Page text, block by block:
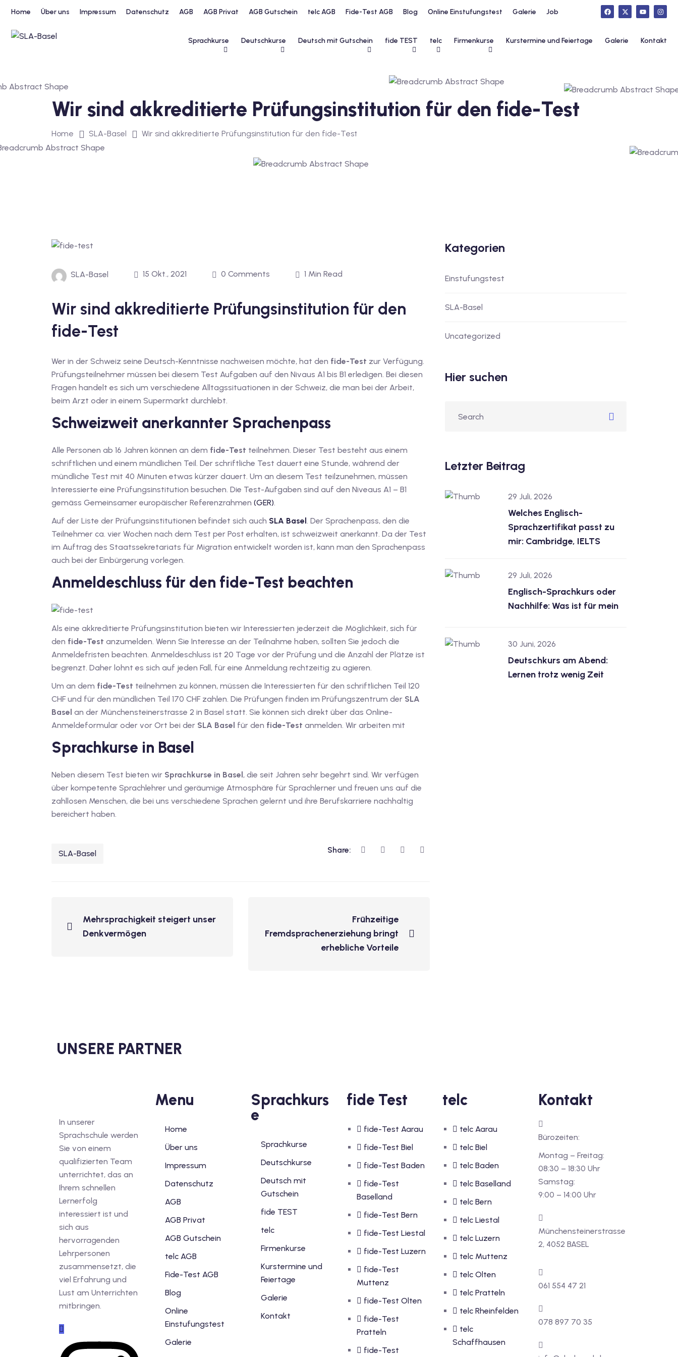
Home Über uns Impressum Datenschutz AGB AGB Privat AGB Gutschein telc AGB Fide-Test AGB Blog Online Einstufungstest Galerie Job
Sprachkurse Deutschkurse Deutsch mit Gutschein fide TEST telc Firmenkurse Kurstermine und Feiertage Galerie Kontakt
Wir sind akkreditierte Prüfungsinstitution für den fide-Test
Home SLA-Basel Wir sind akkreditierte Prüfungsinstitution für den fide-Test
SLA-Basel 15 Okt., 2021 0 Comments 1 Min Read
Wir sind akkreditierte Prüfungsinstitution für den
fide-Test
Wer in der Schweiz seine Deutsch-Kenntnisse nachweisen möchte, hat den fide-Test zur Verfügung.
Prüfungsteilnehmer müssen bei diesem Test Aufgaben auf den Nivaus A1 bis B1 erledigen. Bei diesen
Fragen handelt es sich um verschiedene Alltagssituationen in der Schweiz, die man bei der Arbeit,
beim Arzt oder in einem Supermarkt durchlebt.
Schweizweit anerkannter Sprachenpass
Alle Personen ab 16 Jahren können an dem fide-Test teilnehmen. Dieser Test besteht aus einem
schriftlichen und einem mündlichen Teil. Der schriftliche Test dauert eine Stunde, während der
mündliche Test mit 40 Minuten etwas kürzer dauert. Um an diesem Test teilzunehmen, müssen
Interessierte eine Prüfungsinstitution besuchen. Die Test-Aufgaben sind auf den Niveaus A1 – B1
gemäss Ge­mein­sa­mer eu­ro­päi­scher Re­fe­renz­rah­men (GER).
Auf der Liste der Prüfungsinstitutionen befindet sich auch SLA Basel. Der Sprachenpass, den die
Teilnehmer ca. vier Wochen nach dem Test per Post erhalten, ist schweizweit anerkannt. Da der Test
im Auftrag des Staatssekretariats für Migration entwickelt worden ist, kann man den Sprachenpass
auch bei der Einbürgerung vorlegen.
Anmeldeschluss für den fide-Test beachten
Als eine akkreditierte Prüfungsinstitution bieten wir Interessierten jederzeit die Möglichkeit, sich für
den fide-Test anzumelden. Wenn Sie Interesse an der Teilnahme haben, sollten Sie jedoch die
Anmeldefristen beachten. Anmeldeschluss ist 20 Tage vor der Prüfung und die Anzahl der Plätze ist
begrenzt. Daher lohnt es sich auf jeden Fall, für eine Anmeldung rechtzeitig zu agieren.
Um an dem fide-Test teilnehmen zu können, müssen die Interessierten für den schriftlichen Teil 120
CHF und für den mündlichen Teil 170 CHF zahlen. Die Prüfungen finden im Prüfungszentrum der SLA
Basel an der Münchensteinerstrasse 2 in Basel statt. Sie können sich direkt über das Online-
Anmeldeformular oder vor Ort bei der SLA Basel für den fide-Test anmelden. Wir arbeiten mit
Sprachkurse in Basel
Neben diesem Test bieten wir Sprachkurse in Basel, die seit Jahren sehr begehrt sind. Wir verfügen
über kompetente Sprachlehrer und geräumige Atmosphäre für Sprachlerner und freuen uns auf die
zahllosen Menschen, die bei uns verschiedene Sprachen gelernt und ihre Berufskarriere nachhaltig
bereichert haben.
SLA-Basel Share:
Mehrsprachigkeit steigert unser
Denkvermögen
Frühzeitige
Fremdsprachenerziehung bringt
erhebliche Vorteile
Kategorien
Einstufungstest
SLA-Basel
Uncategorized
Hier suchen
Letzter Beitrag
29 Juli, 2026
Welches Englisch-
Sprachzertifikat passt zu
mir: Cambridge, IELTS
29 Juli, 2026
Englisch-Sprachkurs oder
Nachhilfe: Was ist für mein
30 Juni, 2026
Deutschkurs am Abend:
Lernen trotz wenig Zeit
UNSERE PARTNER
In unserer
Sprachschule werden
Sie von einem
qualifizierten Team
unterrichtet, das an
Ihrem schnellen
Lernerfolg
interessiert ist und
sich aus
hervorragenden
Lehrpersonen
zusammensetzt, die
viel Erfahrung und
Lust am Unterrichten
mitbringen.
Menu
Home
Über uns
Impressum
Datenschutz
AGB
AGB Privat
AGB Gutschein
telc AGB
Fide-Test AGB
Blog
Online
Einstufungstest
Galerie
Sprachkurs
e
Sprachkurse
Deutschkurse
Deutsch mit
Gutschein
fide TEST
telc
Firmenkurse
Kurstermine und
Feiertage
Galerie
Kontakt
fide Test
fide-Test Aarau
fide-Test Biel
fide-Test Baden
fide-Test
Baselland
fide-Test Bern
fide-Test Liestal
fide-Test Luzern
fide-Test
Muttenz
fide-Test Olten
fide-Test
Pratteln
fide-Test
telc
telc Aarau
telc Biel
telc Baden
telc Baselland
telc Bern
telc Liestal
telc Luzern
telc Muttenz
telc Olten
telc Pratteln
telc Rheinfelden
telc
Schaffhausen
Kontakt
Bürozeiten:
Montag – Freitag:
08:30 – 18:30 Uhr
Samstag:
9:00 – 14:00 Uhr
Münchensteinerstrasse
2, 4052 BASEL
061 554 47 21
078 897 70 35